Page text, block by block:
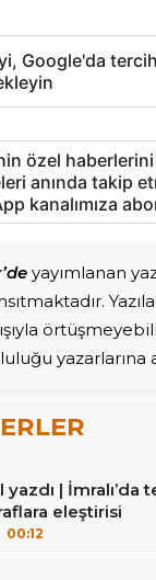
Google'da
özel
anında takip
kanalımıza
yayımlanan
yazarlarına
| İmralı’da
eleştirisi
00:12